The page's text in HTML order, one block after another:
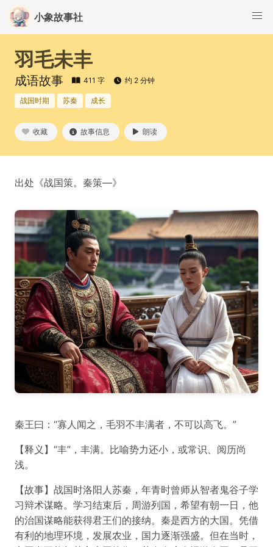
小象故事社
羽毛未丰
成语故事 411 字 约 2 分钟
战国时期 苏秦 成长
收藏 故事信息 朗读
出处《战国策。秦策—》
秦王曰：“寡人闻之，毛羽不丰满者，不可以高飞。”
【释义】“丰”，丰满。比喻势力还小，或常识、阅历尚
浅。
【故事】战国时洛阳人苏秦，年青时曾师从智者鬼谷子学
习辩术谋略。学习结束后，周游列国，希望有朝一日，他
的治国谋略能获得君王们的接纳。秦是西方的大国。凭借
有利的地理环境，发展农业，国力逐渐强盛。但在当时，